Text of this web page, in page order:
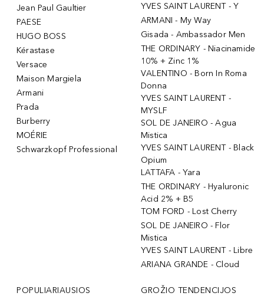
Jean Paul Gaultier
PAESE
HUGO BOSS
Kérastase
Versace
Maison Margiela
Armani
Prada
Burberry
MOÉRIE
Schwarzkopf Professional
YVES SAINT LAURENT - Y
ARMANI - My Way
Gisada - Ambassador Men
THE ORDINARY - Niacinamide
10% + Zinc 1%
VALENTINO - Born In Roma
Donna
YVES SAINT LAURENT -
MYSLF
SOL DE JANEIRO - Agua
Mistica
YVES SAINT LAURENT - Black
Opium
LATTAFA - Yara
THE ORDINARY - Hyaluronic
Acid 2% + B5
TOM FORD - Lost Cherry
SOL DE JANEIRO - Flor
Mistica
YVES SAINT LAURENT - Libre
ARIANA GRANDE - Cloud
POPULIARIAUSIOS
GROŽIO TENDENCIJOS